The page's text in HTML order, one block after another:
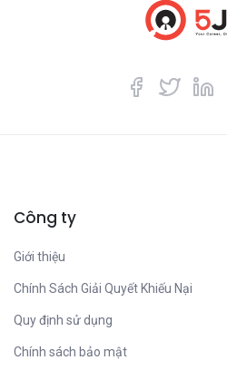
Công ty
Giới thiệu
Chính Sách Giải Quyết Khiếu Nại
Quy định sử dụng
Chính sách bảo mật